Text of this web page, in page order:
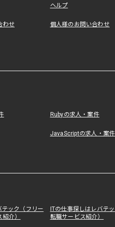
ヘルプ
わせ 個人様のお問い合わせ
Rubyの求人・案件
JavaScriptの求人・案件
テック（フリー
介）
ITの仕事探しはレバテ
転職サービス紹介）